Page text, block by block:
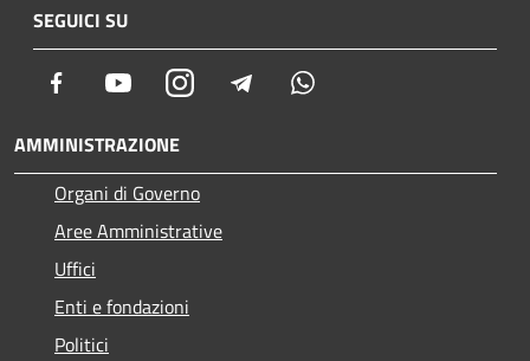
SEGUICI SU
Facebook YoutubeInstagram Telegram
AMMINISTRAZIONE
Organi di Governo
Aree Amministrative
Uffici
Enti e fondazioni
Politici